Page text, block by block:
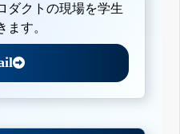
ダクトの現場を学生
ます。